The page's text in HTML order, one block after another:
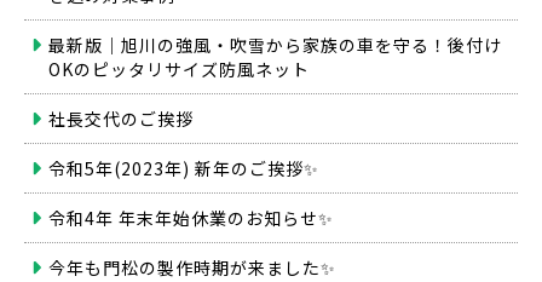
最新版｜旭川の強風・吹雪から家族の車を守る！後付け
OKのピッタリサイズ防風ネット
社長交代のご挨拶
令和5年(2023年) 新年のご挨拶✨
令和4年 年末年始休業のお知らせ✨
今年も門松の製作時期が来ました✨